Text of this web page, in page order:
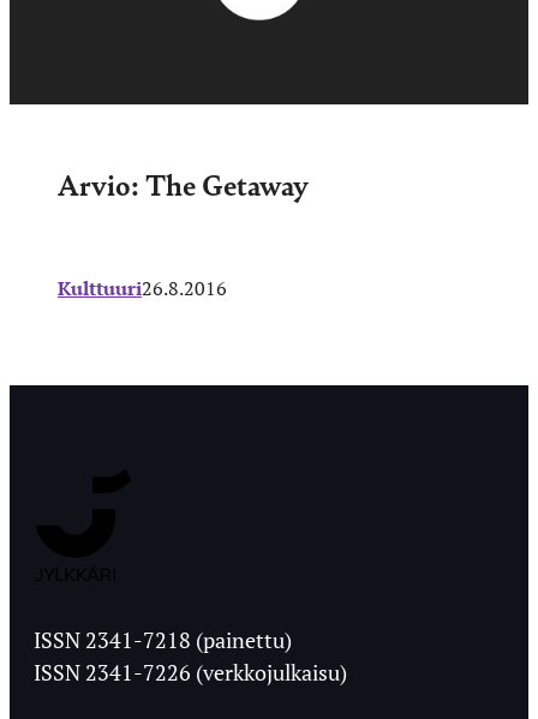
Arvio: The Getaway
Kulttuuri26.8.2016
Ylioppilaslehti
ISSN 2341-7218 (painettu)
ISSN 2341-7226 (verkkojulkaisu)